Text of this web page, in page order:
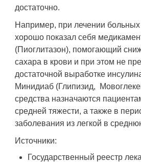
достаточно.
Например, при лечении больных
хорошо показал себя
(Пиоглитазон), помогающий
сахара в крови и при этом не
достаточной выработке
Минидиаб (Глипизид,
средства назначаются
средней тяжести, а также в
заболевания из легкой в
Источники:
Государственный реестр